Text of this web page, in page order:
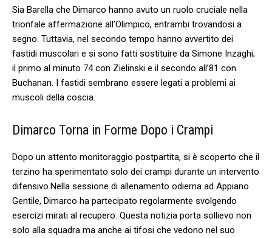
Sia Barella‍ che​ Dimarco hanno ⁤avuto un ruolo cruciale‌ nella
trionfale‍ affermazione all’Olimpico,⁣ entrambi trovandosi‌ a
segno. ⁣Tuttavia,‍ nel secondo tempo hanno⁢ avvertito dei
fastidi muscolari⁤ e‌ si sono⁤ fatti sostituire ⁢da Simone Inzaghi;
il primo al ⁤minuto 74‍ con Zielinski e il secondo all’81‍ con
Buchanan. ‍I fastidi‍ sembrano essere legati ⁤a problemi ai
muscoli della coscia.
Dimarco Torna in Forme Dopo i Crampi
Dopo un attento ⁣monitoraggio postpartita, si è scoperto che il‌
terzino ha sperimentato solo dei crampi durante un⁤ intervento
difensivo.Nella sessione⁢ di allenamento odierna ad Appiano
Gentile, ⁣Dimarco ha partecipato​ regolarmente ⁢svolgendo
‍esercizi mirati al​ recupero.⁣ Questa notizia porta sollievo​ non
solo‍ alla squadra ma anche ‌ai tifosi che vedono nel ⁤suo